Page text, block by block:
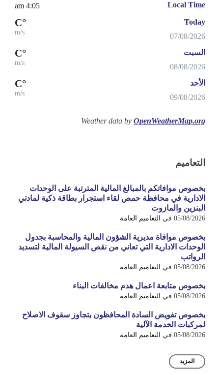
Local Time
4:05 am
Today
07/08/2026
°C
m/s
السبت
08/08/2026
°C
m/s
الأحد
09/08/2026
°C
m/s
Weather data by OpenWeatherMap.org
التعاميم
بخصوص موافاتكم بالمبالغ المالية المترتبة على الوحدات
الادارية في محافظة حمص لقاء استجرار بطاقة ذكية لمادتي
البنزين والمازوت
05/08/2026 في التعاميم العامة
بخصوص موافاة مديرية الشؤون المالية والمحاسبة بجدول
الوحدات الادارية التي تعاني من نقص السيولة المالية لتسديد
الرواتب
05/08/2026 في التعاميم العامة
بخصوص متابعة اعمال هدم مخالفات البناء
05/08/2026 في التعاميم العامة
بخصوص تفويض السادة المحافظون بتجاوز سقوف الاصلاح
لمركبات الخدمة الآلية
05/08/2026 في التعاميم العامة
المزيد